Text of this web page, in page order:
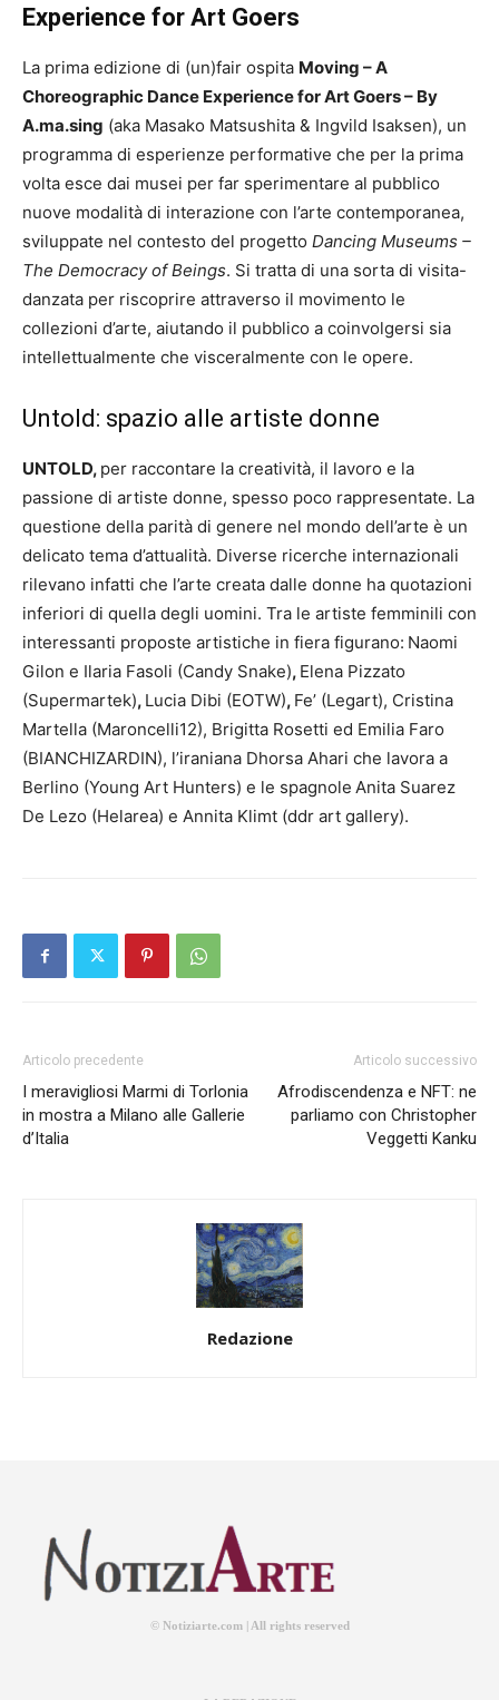
Experience for Art Goers
La prima edizione di (un)fair ospita Moving – A
Choreographic Dance Experience for Art Goers – By
A.ma.sing (aka Masako Matsushita & Ingvild Isaksen), un
programma di esperienze performative che per la prima
volta esce dai musei per far sperimentare al pubblico
nuove modalità di interazione con l’arte contemporanea,
sviluppate nel contesto del progetto Dancing Museums –
The Democracy of Beings. Si tratta di una sorta di visita-
danzata per riscoprire attraverso il movimento le
collezioni d’arte, aiutando il pubblico a coinvolgersi sia
intellettualmente che visceralmente con le opere.
Untold: spazio alle artiste donne
UNTOLD, per raccontare la creatività, il lavoro e la
passione di artiste donne, spesso poco rappresentate. La
questione della parità di genere nel mondo dell’arte è un
delicato tema d’attualità. Diverse ricerche internazionali
rilevano infatti che l’arte creata dalle donne ha quotazioni
inferiori di quella degli uomini. Tra le artiste femminili con
interessanti proposte artistiche in fiera figurano: Naomi
Gilon e Ilaria Fasoli (Candy Snake), Elena Pizzato
(Supermartek), Lucia Dibi (EOTW), Fe’ (Legart), Cristina
Martella (Maroncelli12), Brigitta Rosetti ed Emilia Faro
(BIANCHIZARDIN), l’iraniana Dhorsa Ahari che lavora a
Berlino (Young Art Hunters) e le spagnole Anita Suarez
De Lezo (Helarea) e Annita Klimt (ddr art gallery).
Articolo precedente
I meravigliosi Marmi di Torlonia
in mostra a Milano alle Gallerie
d’Italia
Articolo successivo
Afrodiscendenza e NFT: ne
parliamo con Christopher
Veggetti Kanku
Redazione
© Notiziarte.com | All rights reserved